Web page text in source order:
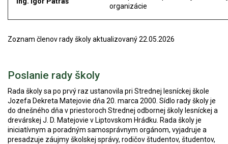
organizácie
Zoznam členov rady školy aktualizovaný 22.05.2026
Poslanie rady školy
Rada školy sa po prvý raz ustanovila pri Strednej lesníckej škole
Jozefa Dekreta Matejovie dňa 20. marca 2000. Sídlo rady školy je
do dnešného dňa v priestoroch Strednej odbornej školy lesníckej a
drevárskej J. D. Matejovie v Liptovskom Hrádku. Rada školy je
iniciatívnym a poradným samosprávnym orgánom, vyjadruje a
presadzuje záujmy školskej správy, rodičov študentov, študentov,